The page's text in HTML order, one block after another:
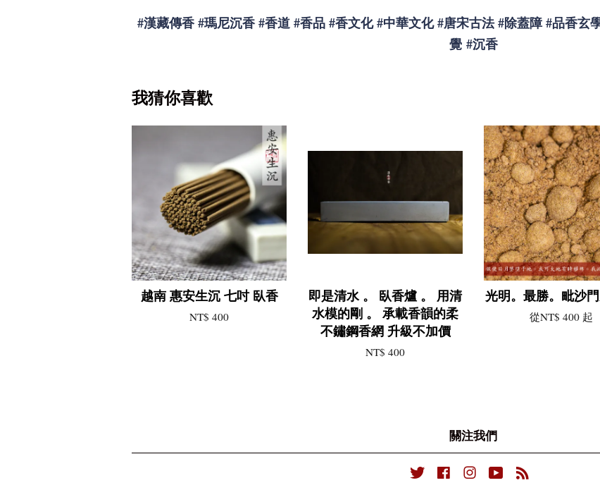
#漢藏傳香 #瑪尼沉香 #香道 #香品 #香文化 #中華文化 #唐宋古法 #除蓋障 #品香玄
覺 #沉香
我猜你喜歡
越南 惠安生沉 七吋 臥香
NT$ 400
即是清水 。 臥香爐 。 用清
水模的剛 。 承載香韻的柔
不鏽鋼香網 升級不加價
NT$ 400
光明。最勝。毗沙
從NT$ 400 起
關注我們
Twitter FacebookInstagramYouTube